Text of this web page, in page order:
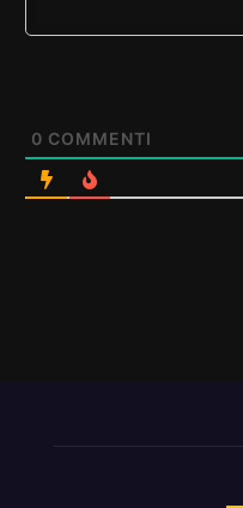
0 COMMENTI